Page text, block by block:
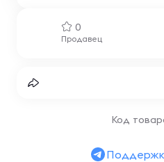
0
Продавец
Код